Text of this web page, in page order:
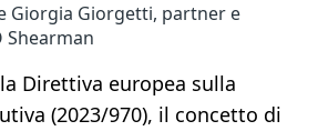
Giorgia Giorgetti, partner e
Shearman
Direttiva europea sulla
(2023/970), il concetto di